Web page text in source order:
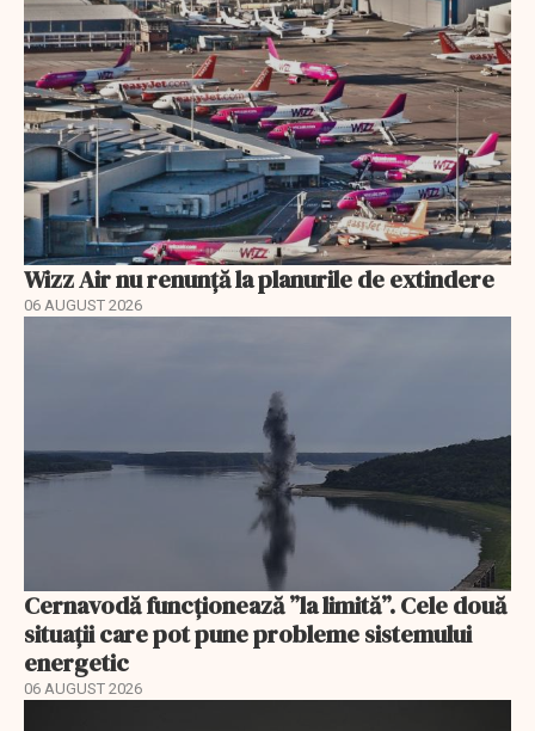
Wizz Air nu renunță la planurile de extindere
06 AUGUST 2026
Cernavodă funcționează ”la limită”. Cele două
situații care pot pune probleme sistemului
energetic
06 AUGUST 2026